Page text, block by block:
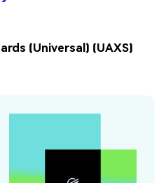
(Universal) (UAXS)